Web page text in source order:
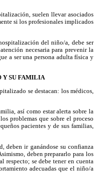
suelen llevar asociados
si los profesionales implicados
del niño/a, debe ser
necesaria para prevenir la
a ser una persona adulta física y
Y SU FAMILIA
se destacan: los médicos,
así como estar alerta sobre la
problemas que sobre el proceso
pacientes y de sus familias,
deben ir ganándose su confianza
deben prepararlo para los
respecto; se debe tener en cuenta
adecuadas que el niño/a